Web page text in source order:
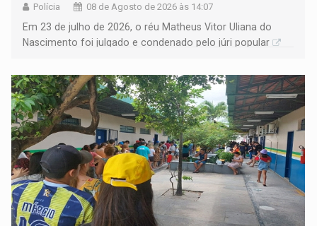
Polícia 08 de Agosto de 2026 às 14:07
Em 23 de julho de 2026, o réu Matheus Vitor Uliana do
Nascimento foi julgado e condenado pelo júri popular